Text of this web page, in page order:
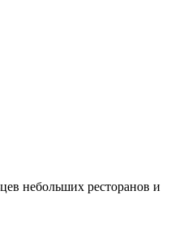
небольших ресторанов и